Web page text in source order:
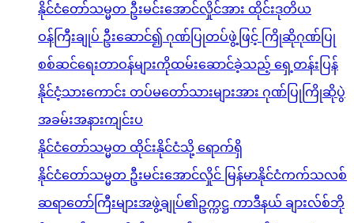
အသီးအနှံမှရတဲ့သကြားက ကင်ဆာဆဲလ်များကို
ရှင်သန်ပျံ့နှံ့စေနိုင်
admin
August 6, 2026
သားအိမ်ကင်ဆာလိုမျိုး ကင်ဆာဆဲလ်တွေကို ဓာတုကုထုံးက
ဖျက်ဆီးလိုက်နိုင်ပေမယ့်လည်း တချို့မပျက်စီးဘဲကျန်ရစ်ခဲ့တဲ့
ကင်ဆာဆဲလ်တွေက အလွန်အန္တရာယ်ကြီးတဲ့အခြေအနေဆီ
ရောက်ရှိသွားနိုင်တာကိုတွေ့ရပါတယ်။ အထူးသဖြင့် သစ်သီးမှရ